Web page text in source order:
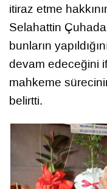
itiraz etme
Selahattin
bunların
devam edeceğini
mahkeme
belirtti.